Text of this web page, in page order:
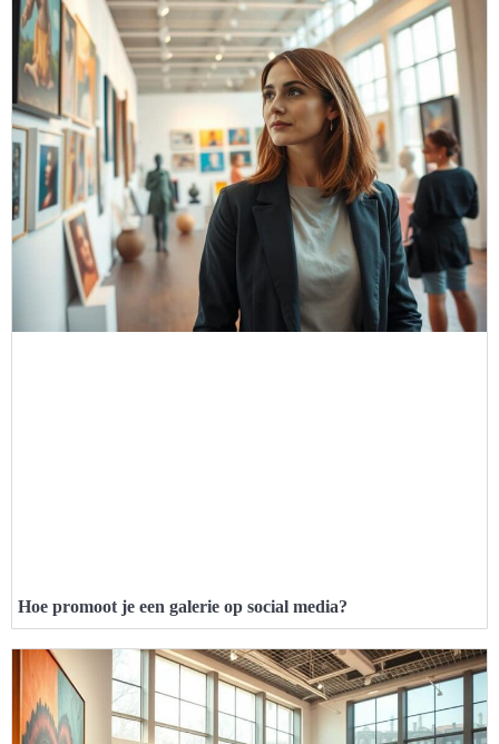
Hoe promoot je een galerie op social media?